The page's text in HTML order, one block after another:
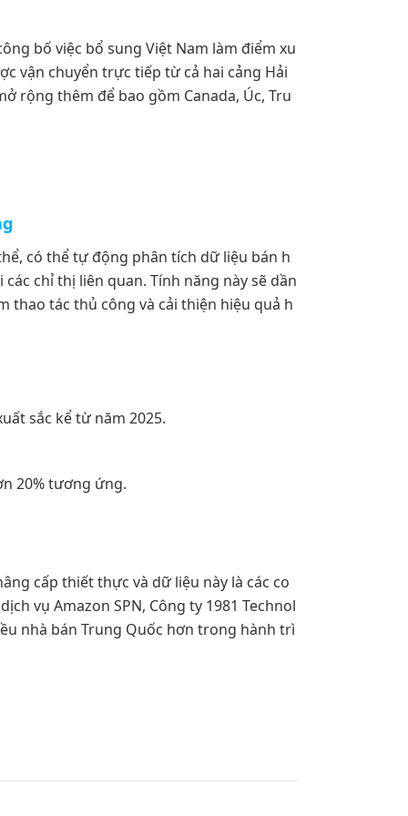
bố việc bổ sung Việt Nam làm điểm xu
vận chuyển trực tiếp từ cả hai cảng Hải
rộng thêm để bao gồm Canada, Úc, Tru
có thể tự động phân tích dữ liệu bán h
chỉ thị liên quan. Tính năng này sẽ dần
thao tác thủ công và cải thiện hiệu quả h
sắc kể từ năm 2025.
20% tương ứng.
cấp thiết thực và dữ liệu này là các co
vụ Amazon SPN, Công ty 1981 Technol
nhà bán Trung Quốc hơn trong hành trì